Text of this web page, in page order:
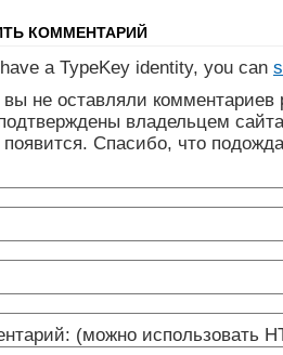
КОММЕНТАРИЙ
a TypeKey identity, you can
не оставляли
владельцем
появится. Спасибо, что
(можно использовать